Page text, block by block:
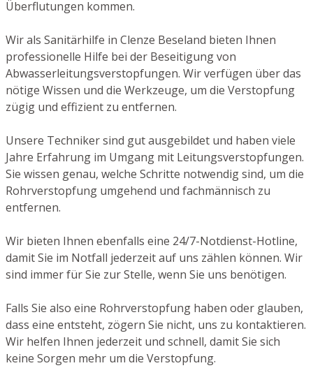
Überflutungen kommen.
Wir als Sanitärhilfe in Clenze Beseland bieten Ihnen
professionelle Hilfe bei der Beseitigung von
Abwasserleitungsverstopfungen. Wir verfügen über das
nötige Wissen und die Werkzeuge, um die Verstopfung
zügig und effizient zu entfernen.
Unsere Techniker sind gut ausgebildet und haben viele
Jahre Erfahrung im Umgang mit Leitungsverstopfungen.
Sie wissen genau, welche Schritte notwendig sind, um die
Rohrverstopfung umgehend und fachmännisch zu
entfernen.
Wir bieten Ihnen ebenfalls eine 24/7-Notdienst-Hotline,
damit Sie im Notfall jederzeit auf uns zählen können. Wir
sind immer für Sie zur Stelle, wenn Sie uns benötigen.
Falls Sie also eine Rohrverstopfung haben oder glauben,
dass eine entsteht, zögern Sie nicht, uns zu kontaktieren.
Wir helfen Ihnen jederzeit und schnell, damit Sie sich
keine Sorgen mehr um die Verstopfung.